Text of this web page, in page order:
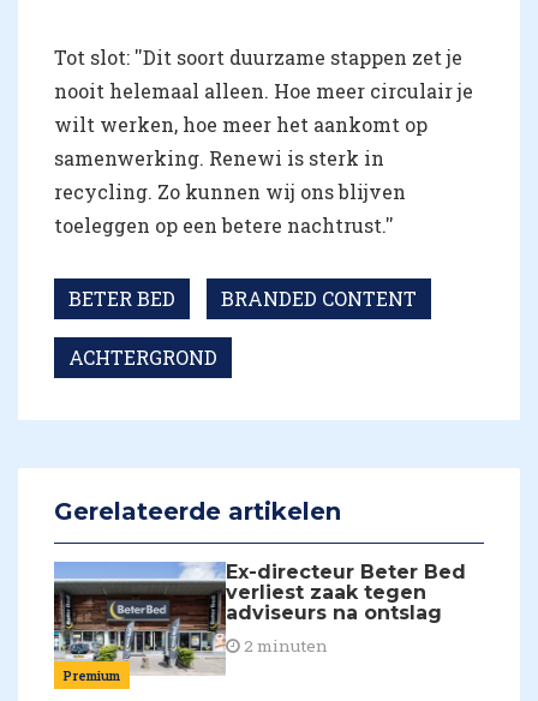
Tot slot: ''Dit soort duurzame stappen zet je
nooit helemaal alleen. Hoe meer circulair je
wilt werken, hoe meer het aankomt op
samenwerking. Renewi is sterk in
recycling. Zo kunnen wij ons blijven
toeleggen op een betere nachtrust.''
BETER BED BRANDED CONTENT
ACHTERGROND
Gerelateerde artikelen
Premium
Ex-directeur Beter Bed
verliest zaak tegen
adviseurs na ontslag
2 minuten